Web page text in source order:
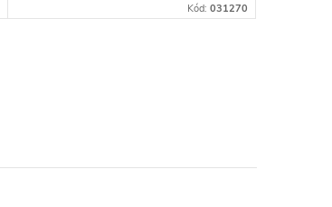
Kód: 031270